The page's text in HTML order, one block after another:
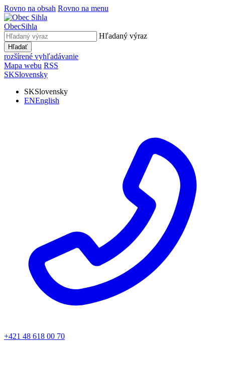
Rovno na obsah Rovno na menu
ObecSihla
Hľadaný výraz
Hľadať
rozšírené vyhľadávanie
Mapa webu RSS
SKSlovensky
SKSlovensky
ENEnglish
+421 48 618 00 70